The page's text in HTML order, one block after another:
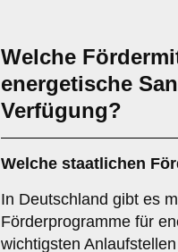
Welche
energetische
Verfügung?
Welche staatlichen
In Deutschland gibt es
Förderprogramme für
wichtigsten